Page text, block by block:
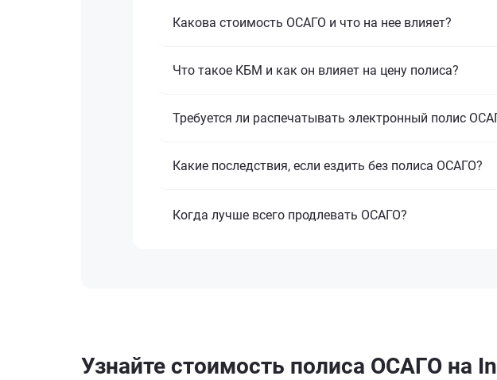
Какова стоимость ОСАГО и что на нее влияет?
Что такое КБМ и как он влияет на цену полиса?
Требуется ли распечатывать электронный полис
Какие последствия, если ездить без полиса ОСАГО?
Когда лучше всего продлевать ОСАГО?
Узнайте стоимость полиса ОСАГО на